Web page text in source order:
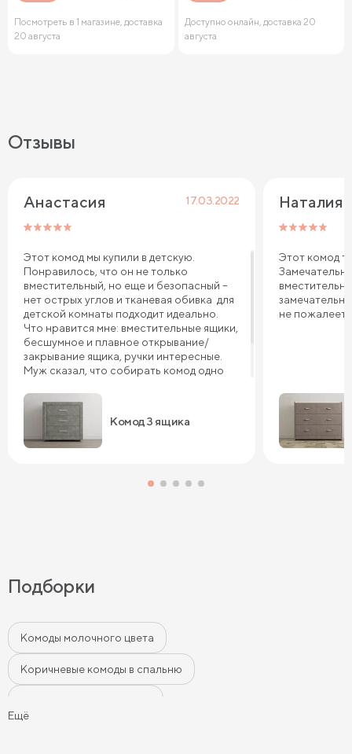
Посмотреть в 1 магазине, доставка
20 августа
Доступно онлайн, доставка 20
августа
Отзывы
Анастасия 17.03.2022
Этот комод мы купили в детскую.
Понравилось, что он не только
вместительный, но еще и безопасный –
нет острых углов и тканевая обивка для
детской комнаты подходит идеально.
Что нравится мне: вместительные ящики,
бесшумное и плавное открывание/
закрывание ящика, ручки интересные.
Муж сказал, что собирать комод одно
качество похвалил. Уверена, комод 3
ящика прослужит нам долго.
Комод 3 ящика
Наталия
Этот комод
не
Подборки
Комоды молочного цвета
Коричневые комоды в спальню
Ещё